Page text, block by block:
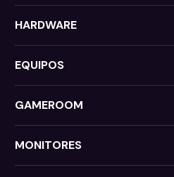
HARDWARE
EQUIPOS
GAMEROOM
MONITORES